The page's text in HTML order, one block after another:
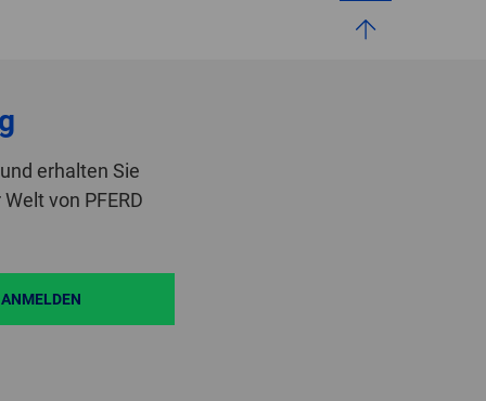
erhalten Sie
von PFERD
ANMELDEN